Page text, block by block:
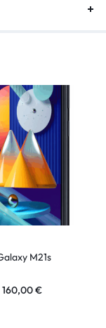
M21s
160,00€